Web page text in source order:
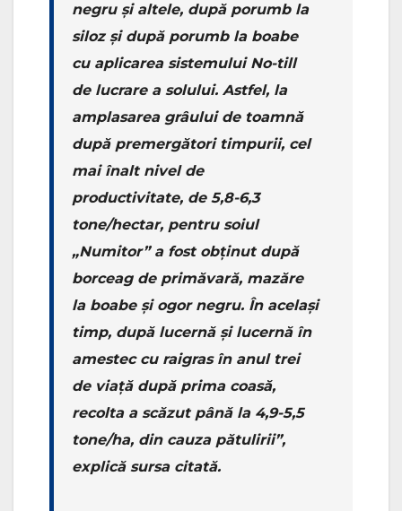
negru și altele, după porumb la
siloz și după porumb la boabe
cu aplicarea sistemului No-till
de lucrare a solului. Astfel, la
amplasarea grâului de toamnă
după premergători timpurii, cel
mai înalt nivel de
productivitate, de 5,8-6,3
tone/hectar, pentru soiul
„Numitor” a fost obținut după
borceag de primăvară, mazăre
la boabe și ogor negru. În același
timp, după lucernă și lucernă în
amestec cu raigras în anul trei
de viață după prima coasă,
recolta a scăzut până la 4,9-5,5
tone/ha, din cauza pătulirii”,
explică sursa citată.